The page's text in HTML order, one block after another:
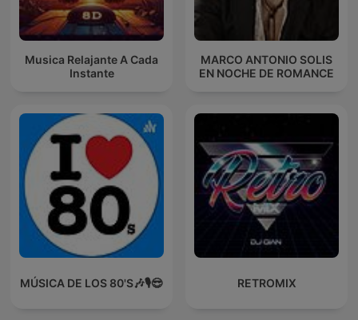
Musica Relajante A Cada
Instante
MARCO ANTONIO SOLIS
EN NOCHE DE ROMANCE
MÚSICA DE LOS 80'S🎶🎙️😎 RETROMIX